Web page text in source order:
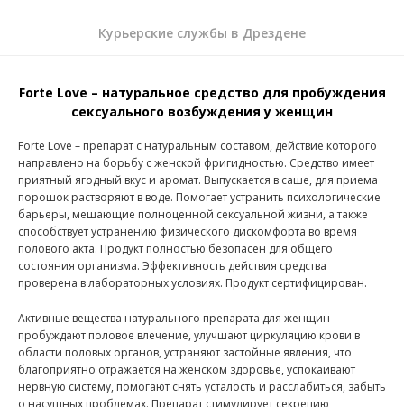
Курьерские службы в Дрездене
Forte Love – натуральное средство для пробуждения
сексуального возбуждения у женщин
Forte Love – препарат с натуральным составом, действие которого
направлено на борьбу с женской фригидностью. Средство имеет
приятный ягодный вкус и аромат. Выпускается в саше, для приема
порошок растворяют в воде. Помогает устранить психологические
барьеры, мешающие полноценной сексуальной жизни, а также
способствует устранению физического дискомфорта во время
полового акта. Продукт полностью безопасен для общего
состояния организма. Эффективность действия средства
проверена в лабораторных условиях. Продукт сертифицирован.
Активные вещества натурального препарата для женщин
пробуждают половое влечение, улучшают циркуляцию крови в
области половых органов, устраняют застойные явления, что
благоприятно отражается на женском здоровье, успокаивают
нервную систему, помогают снять усталость и расслабиться, забыть
о насущных проблемах. Препарат стимулирует секрецию